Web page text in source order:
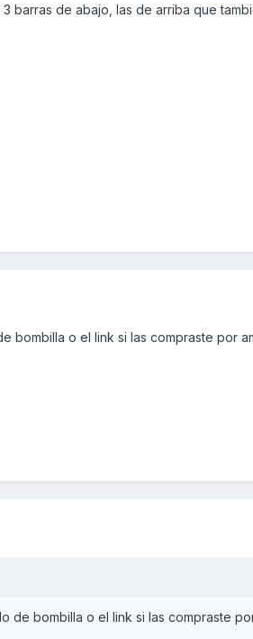
barras de abajo, las de arriba que
bombilla o el link si las compraste por
de bombilla o el link si las compraste